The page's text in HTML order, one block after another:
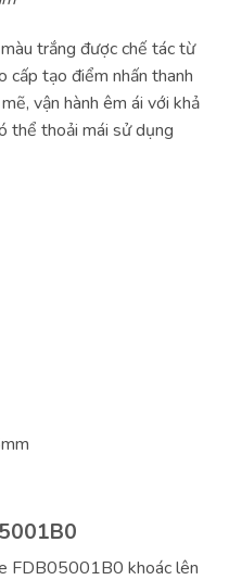
trắng được chế tác từ
cấp tạo điểm nhấn thanh
vận hành êm ái với khả
thể thoải mái sử dụng
FDB05001B0 khoác lên